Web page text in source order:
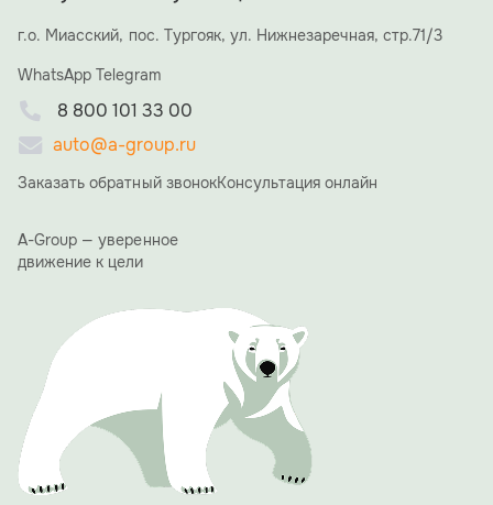
сотрудники холдинга и ключевые деловые партнеры, но
и семья и близкие друзья Алексея Николаевича, что
течение вечера со сцены прозвучало множество
отмечали невероятную преданность делу,
стратегическое видение Алексея Николаевича и его
«15 лет назад мы начинали с большой мечты. Сегодня
из вас, вашего труда, энергии и веры в общее дело», —
сказал в своей ответной речи Алексей Ямщиков.
Благодарственные письма получили сотрудники ООО
компании 10 и более лет.
Одним из ярких и обсуждаемых моментов вечера стала
презентация фирменного юбилейного календаря A-
GROUP. Его страницы украсили фотографии сотрудниц
холдинга с автомобилями производства A-GROUP.
Проект должен подчеркнуть, что за успехом компании
стоят не только прогрессивные технологии, но и яркие,
талантливые люди.
Вечер доказал: 15 лет для A-GROUP — не просто рубеж,
8 800 101 33 00
auto@a-group.ru
г.о. Миасский, пос. Тургояк, ул. Нижнезаречная, стр.71/3
WhatsApp Telegram
Заказать обратный звонокКонсультация онлайн
A-Group — уверенное
движение к цели